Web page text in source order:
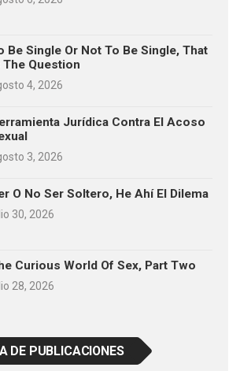
Be Single Or Not To Be Single, That
The Question
4, 2026
Jurídica Contra El Acoso
3, 2026
O No Ser Soltero, He Ahí El Dilema
30, 2026
Curious World Of Sex, Part Two
28, 2026
DE PUBLICACIONES